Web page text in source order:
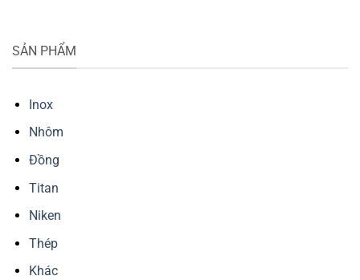
SẢN PHẨM
Inox
Nhôm
Đồng
Titan
Niken
Thép
Khác